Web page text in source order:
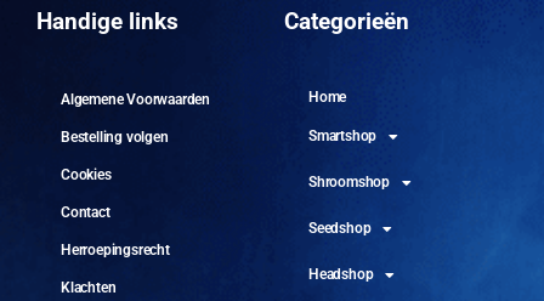
Handige links
Algemene Voorwaarden
Bestelling volgen
Cookies
Contact
Herroepingsrecht
Klachten
Categorieën
Home
Smartshop
Shroomshop
Seedshop
Headshop